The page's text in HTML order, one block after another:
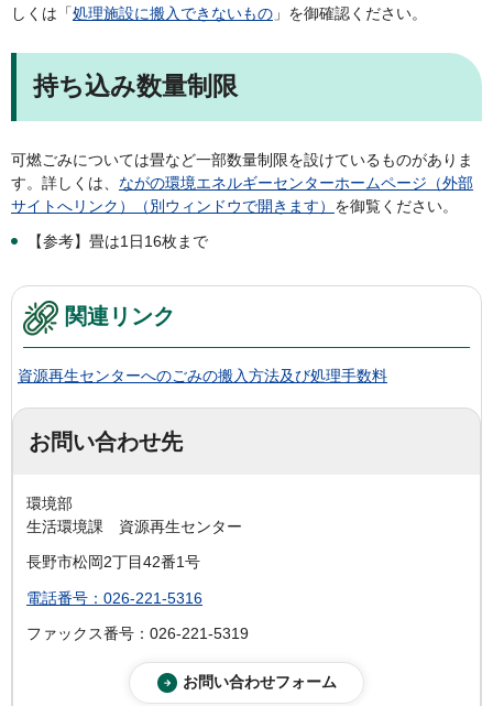
しくは「処理施設に搬入できないもの 」を御確認ください。
持ち込み数量制限
可燃ごみについては畳など一部数量制限を設けているものがありま
す。詳しくは、 ながの環境エネルギーセンターホームページ（外部
サイトへリンク）（別ウィンドウで開きます） を御覧ください。
【参考】畳は1日16枚まで
関連リンク
資源再生センターへのごみの搬入方法及び処理手数料
お問い合わせ先
環境部
生活環境課 資源再生センター
長野市松岡2丁目42番1号
電話番号：026-221-5316
ファックス番号：026-221-5319